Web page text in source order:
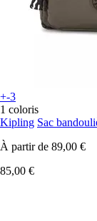
+-3
1 coloris
Kipling Sac
À partir de 89,00 €
85,00 €